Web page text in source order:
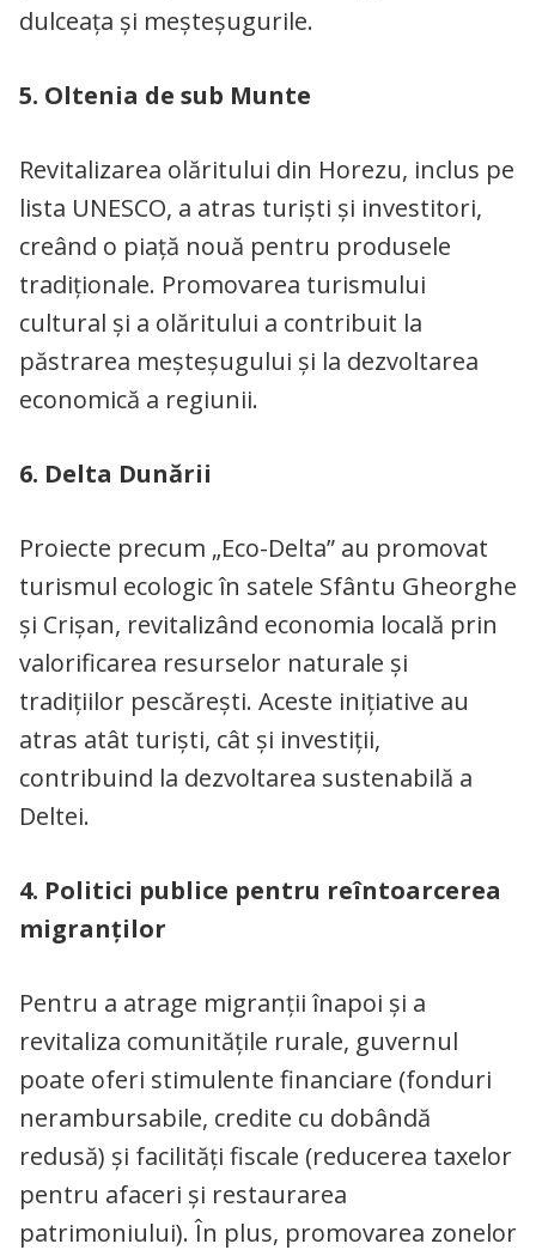
dulceața și meșteșugurile.
5. Oltenia de sub Munte
Revitalizarea olăritului din Horezu, inclus pe
lista UNESCO, a atras turiști și investitori,
creând o piață nouă pentru produsele
tradiționale. Promovarea turismului
cultural și a olăritului a contribuit la
păstrarea meșteșugului și la dezvoltarea
economică a regiunii.
6. Delta Dunării
Proiecte precum „Eco-Delta” au promovat
turismul ecologic în satele Sfântu Gheorghe
și Crișan, revitalizând economia locală prin
valorificarea resurselor naturale și
tradițiilor pescărești. Aceste inițiative au
atras atât turiști, cât și investiții,
contribuind la dezvoltarea sustenabilă a
Deltei.
4. Politici publice pentru reîntoarcerea
migranților
Pentru a atrage migranții înapoi și a
revitaliza comunitățile rurale, guvernul
poate oferi stimulente financiare (fonduri
nerambursabile, credite cu dobândă
redusă) și facilități fiscale (reducerea taxelor
pentru afaceri și restaurarea
patrimoniului). În plus, promovarea zonelor